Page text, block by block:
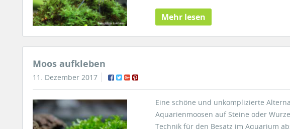
Mehr lesen
Moos aufkleben
11. Dezember 2017
Eine schöne und unkomplizierte
Aquarienmoosen auf Steine oder
Technik für den Besatz im Aquarium